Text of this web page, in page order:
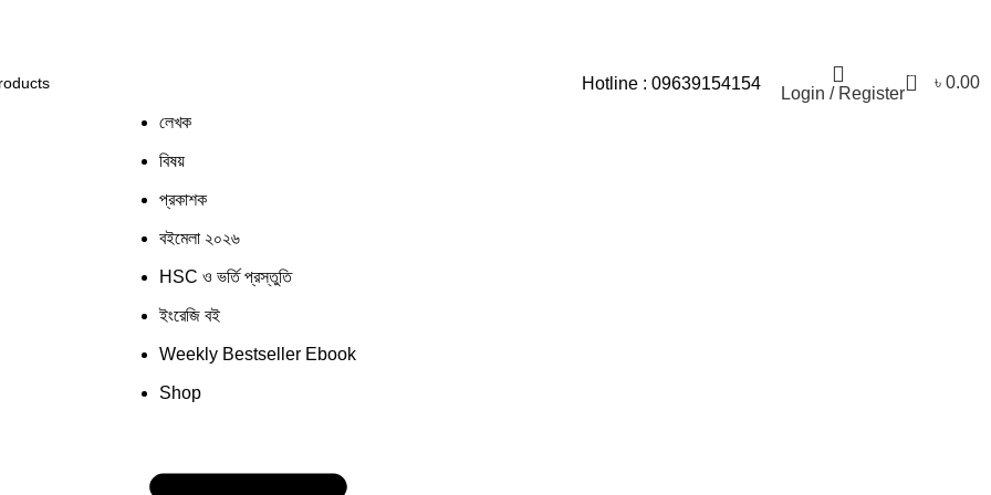
Hotline : 09639154154
Login / Register
0 ৳ 0.00
লেখক
বিষয়
প্রকাশক
বইমেলা ২০২৬
HSC ও ভর্তি প্রস্তুতি
ইংরেজি বই
Weekly Bestseller Ebook
Shop